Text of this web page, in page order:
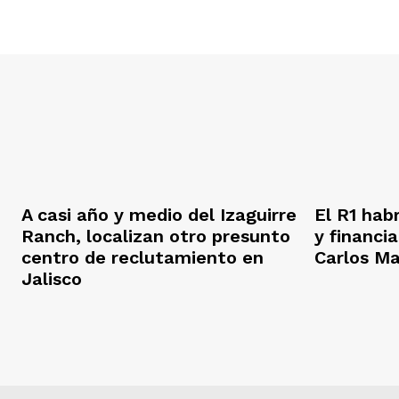
A casi año y medio del Izaguirre
Ranch, localizan otro presunto
centro de reclutamiento en
Jalisco
El R1
y
Carlos